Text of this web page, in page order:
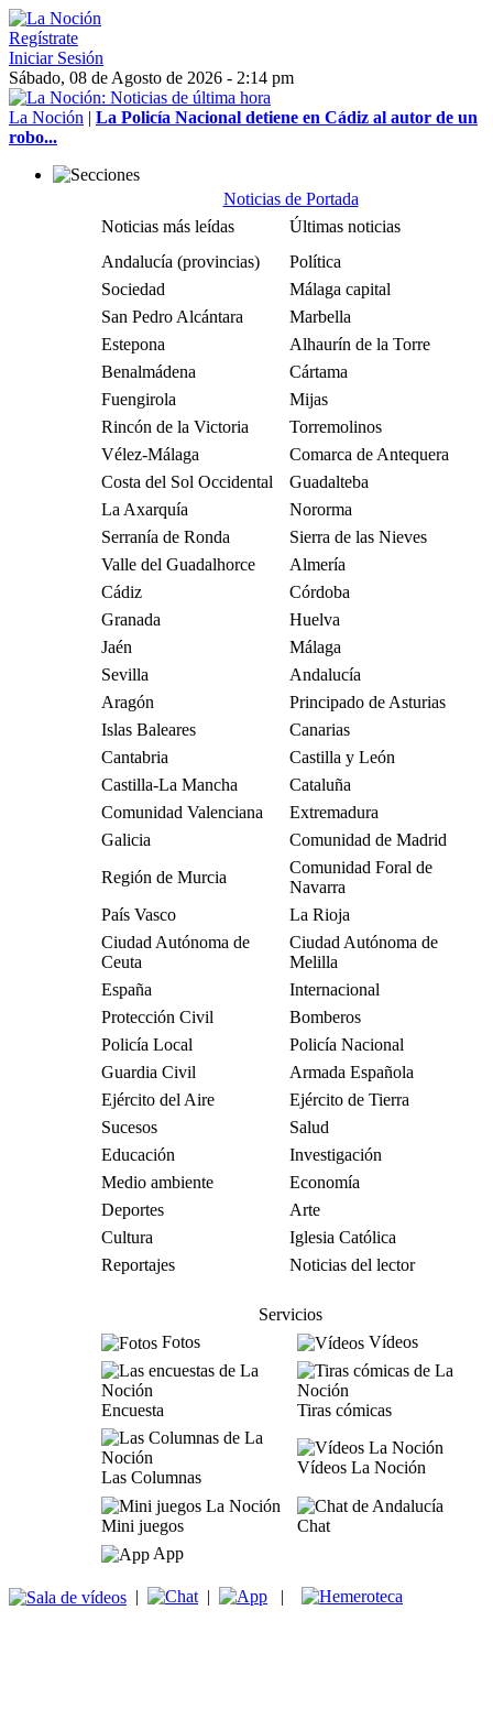
Regístrate
Iniciar Sesión
Sábado, 08 de Agosto de 2026 - 2:14 pm
La Noción | La Policía Nacional detiene en Cádiz al autor de un
robo...
Noticias de Portada
Noticias más leídas
Últimas noticias
Andalucía (provincias)
Política
Sociedad
Málaga capital
San Pedro Alcántara
Marbella
Estepona
Alhaurín de la Torre
Benalmádena
Cártama
Fuengirola
Mijas
Rincón de la Victoria
Torremolinos
Vélez-Málaga
Comarca de Antequera
Costa del Sol Occidental
Guadalteba
La Axarquía
Nororma
Serranía de Ronda
Sierra de las Nieves
Valle del Guadalhorce
Almería
Cádiz
Córdoba
Granada
Huelva
Jaén
Málaga
Sevilla
Andalucía
Aragón
Principado de Asturias
Islas Baleares
Canarias
Cantabria
Castilla y León
Castilla-La Mancha
Cataluña
Comunidad Valenciana
Extremadura
Galicia
Comunidad de Madrid
Región de Murcia
Comunidad Foral de
Navarra
País Vasco
La Rioja
Ciudad Autónoma de
Ceuta
Ciudad Autónoma de
Melilla
España
Internacional
Protección Civil
Bomberos
Policía Local
Policía Nacional
Guardia Civil
Armada Española
Ejército del Aire
Ejército de Tierra
Sucesos
Salud
Educación
Investigación
Medio ambiente
Economía
Deportes
Arte
Cultura
Iglesia Católica
Reportajes
Noticias del lector
Servicios
Fotos
Vídeos
Encuesta Tiras cómicas
Las Columnas
Vídeos La Noción
Mini juegos
Chat
App
| | |